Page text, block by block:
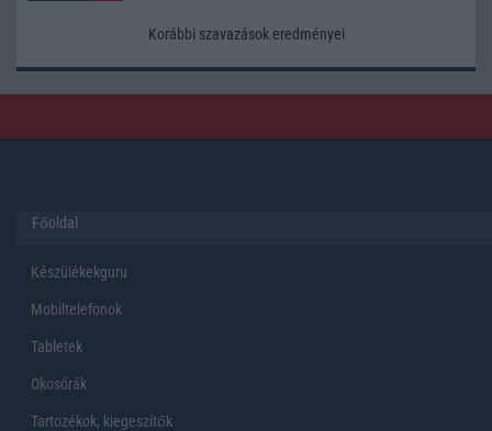
Korábbi szavazások eredményei
Főoldal
Készülékekguru
Mobiltelefonok
Tabletek
Okosórák
Tartozékok, kiegeszítők